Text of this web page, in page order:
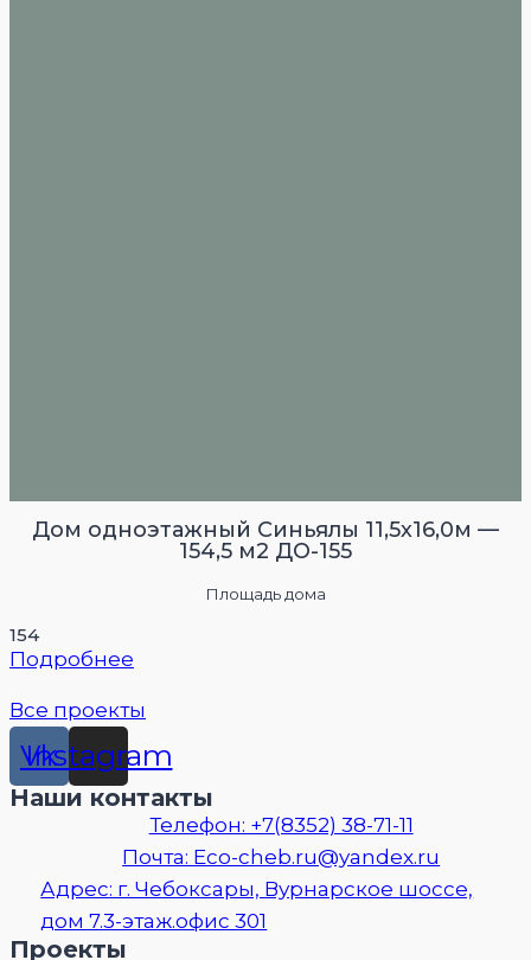
Дом одноэтажный Синьялы 11,5х16,0м —
154,5 м2 ДО-155
Площадь дома
154
Подробнее
Все проекты
Vk
Instagram
Наши контакты
Телефон: +7(8352) 38-71-11
Почта: Eco-cheb.ru@yandex.ru
Адрес: г. Чебоксары, Вурнарское шоссе,
дом 7.3-этаж.офис 301
Проекты